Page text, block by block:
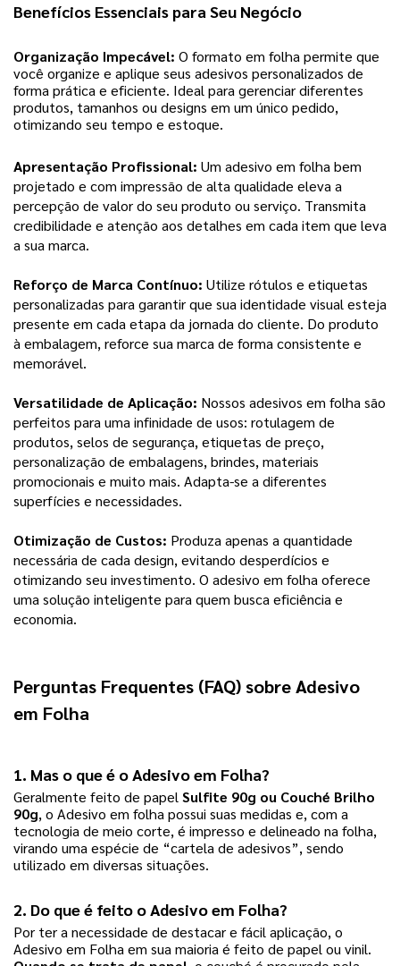
Benefícios Essenciais para Seu Negócio
Organização Impecável: O formato em folha permite que
você organize e aplique seus adesivos personalizados de
forma prática e eficiente. Ideal para gerenciar diferentes
produtos, tamanhos ou designs em um único pedido,
otimizando seu tempo e estoque.
Apresentação Profissional: Um adesivo em folha bem
projetado e com impressão de alta qualidade eleva a
percepção de valor do seu produto ou serviço. Transmita
credibilidade e atenção aos detalhes em cada item que leva
a sua marca.
Reforço de Marca Contínuo: Utilize rótulos e etiquetas
personalizadas para garantir que sua identidade visual esteja
presente em cada etapa da jornada do cliente. Do produto
à embalagem, reforce sua marca de forma consistente e
memorável.
Versatilidade de Aplicação: Nossos adesivos em folha são
perfeitos para uma infinidade de usos: rotulagem de
produtos, selos de segurança, etiquetas de preço,
personalização de embalagens, brindes, materiais
promocionais e muito mais. Adapta-se a diferentes
superfícies e necessidades.
Otimização de Custos: Produza apenas a quantidade
necessária de cada design, evitando desperdícios e
otimizando seu investimento. O adesivo em folha oferece
uma solução inteligente para quem busca eficiência e
economia.
Perguntas Frequentes (FAQ) sobre Adesivo
em Folha
1. Mas o que é o Adesivo em Folha?
Geralmente feito de papel Sulfite 90g ou Couché Brilho
90g, o Adesivo em folha possui suas medidas e, com a
tecnologia de meio corte, é impresso e delineado na folha,
virando uma espécie de “cartela de adesivos”, sendo
utilizado em diversas situações.
2. Do que é feito o Adesivo em Folha?
Por ter a necessidade de destacar e fácil aplicação, o
Adesivo em Folha em sua maioria é feito de papel ou vinil.